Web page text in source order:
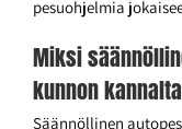
pesuohjelmia
Miksi
kunnon
Säännöllinen